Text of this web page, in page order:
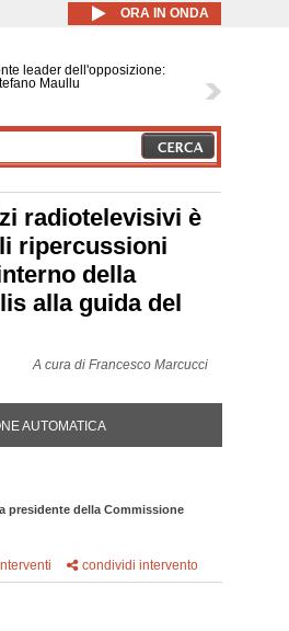
ORA IN ONDA
leader dell'opposizione:
Maullu
radiotelevisivi è
ripercussioni
della
alla guida del
A cura di Francesco Marcucci
AUTOMATICA
presidente della Commissione
condividi intervento